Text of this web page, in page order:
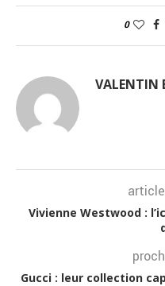
0
VALENTIN
Vivienne Westwood :
Gucci : leur collection